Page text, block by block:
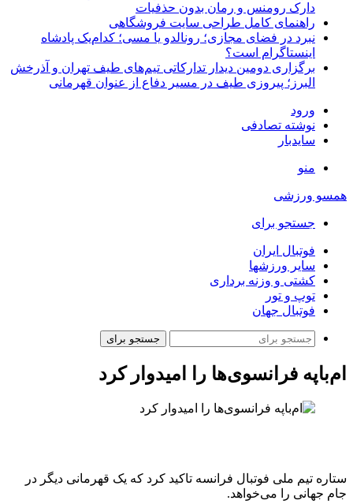
دارک رومنس و رمان بدون حذفیات
راهنمای کامل طراحی سایت فروشگاهی
نبرد در فضای مجازی؛ رونالدو یا مسی؛ کدام‌یک پادشاه
اینستاگرام است؟
برگزاری دومین دیدار تدارکاتی تیم‌های طیف تهران و آذرخش
البرز؛ پیروزی طیف در مسیر دفاع از عنوان قهرمانی
ورود
نوشته تصادفی
سایدبار
منو
همسو ورزشی
جستجو برای
فوتبال ایران
سایر ورزشها
کشتی و وزنه برداری
توپ و تور
فوتبال جهان
جستجو برای
ام‌باپه فرانسوی‌ها را امیدوار کرد
ستاره تیم ملی فوتبال فرانسه تاکید کرد که یک قهرمانی دیگر در
جام جهانی را می‌خواهد.